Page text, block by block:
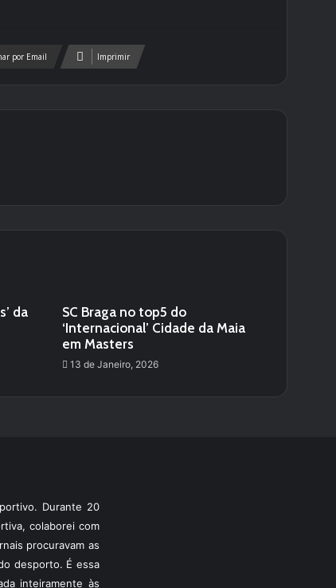
por Email Imprimir
da
SC Braga no top5 do
‘Internacional’ Cidade da Maia
em Masters
13 de Janeiro, 2026
Durante 20
colaborei com
procuravam as
desporto. É essa
inteiramente às